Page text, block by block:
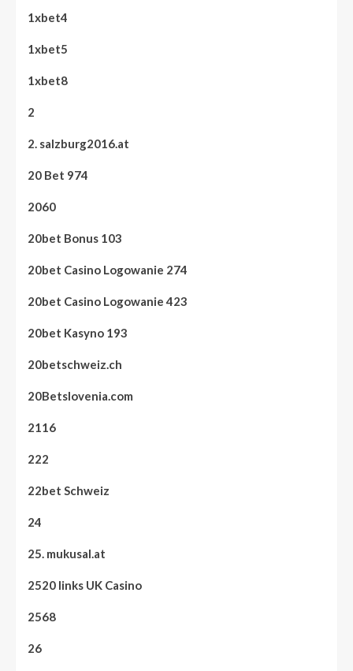
1xbet4
1xbet5
1xbet8
2
2. salzburg2016.at
20 Bet 974
2060
20bet Bonus 103
20bet Casino Logowanie 274
20bet Casino Logowanie 423
20bet Kasyno 193
20betschweiz.ch
20Betslovenia.com
2116
222
22bet Schweiz
24
25. mukusal.at
2520 links UK Casino
2568
26